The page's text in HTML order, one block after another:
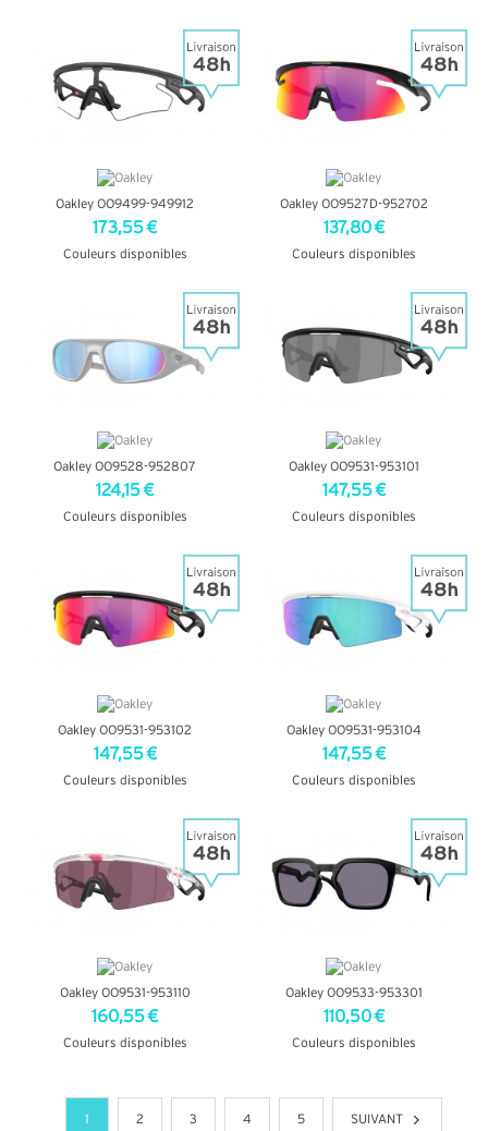
Oakley OO9499-949912
173,55 €
Couleurs disponibles
Oakley OO9527D-952702
137,80 €
Couleurs disponibles
Oakley OO9528-952807
124,15 €
Couleurs disponibles
Oakley OO9531-953101
147,55 €
Couleurs disponibles
Oakley OO9531-953102
147,55 €
Couleurs disponibles
Oakley OO9531-953104
147,55 €
Couleurs disponibles
Oakley OO9531-953110
160,55 €
Couleurs disponibles
Oakley OO9533-953301
110,50 €
Couleurs disponibles
1 2 3 4 5 SUIVANT